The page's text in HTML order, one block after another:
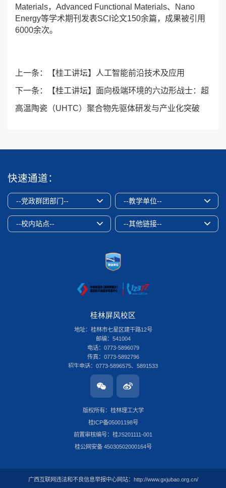
Materials， Advanced Functional Materials、
Nano
Energy等学术期刊发表SCI 论文150余篇，成果被引用
6000余次。
上一条： 【桂工讲坛】人工智能前沿技术及应用
下一条： 【桂工讲坛】面向极端环境的六边形战士：超
高温陶瓷（UHTC）聚合物先驱体研发与产业化突破
快速通道：
--党政群团部门-- --教学单位--
--校内站点-- --其他链接--
桂林屏风校区
地址：桂林市七星区建干路12号
邮编：541004
电话：0773-5896079
传真：0773-5892796
招生电话：0773-5896575、5891533
桂林雁山校区
地址：桂林市雁山区雁山街319号
电话：0773-3696580
传真：0773-8986516
招生电话：0773-3678379
南宁安吉校区
邮编：530001
电话：0771-2204366
版权所有：桂林理工大学
桂ICP备05001198号
前置审核编号：桂JS201111-001
桂公网安备 45030502000164号
广西互联网违法和不良信息举报中心网站： http://www.gxjubao.org.cn/